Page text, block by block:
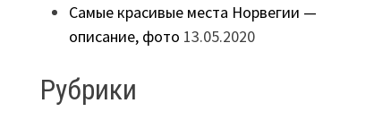
Самые красивые места Норвегии —
описание, фото 13.05.2020
Рубрики